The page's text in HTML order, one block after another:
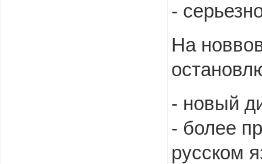
-
На
- новый
- более
русском